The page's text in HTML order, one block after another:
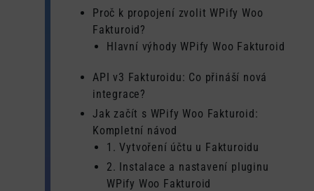
Proč k propojení zvolit WPify Woo
Fakturoid?
Hlavní výhody WPify Woo Fakturoid
API v3 Fakturoidu: Co přináší nová
integrace?
Jak začít s WPify Woo Fakturoid:
Kompletní návod
1. Vytvoření účtu u Fakturoidu
2. Instalace a nastavení pluginu
WPify Woo Fakturoid